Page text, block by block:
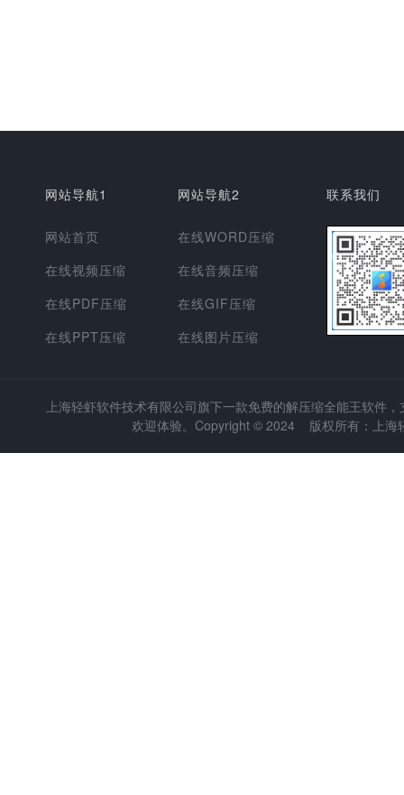
网站导航1
网站首页
在线视频压缩
在线PDF压缩
在线PPT压缩
网站导航2
在线WORD压缩
在线音频压缩
在线GIF压缩
在线图片压缩
联系我们
上海轻虾软件技术有限公司旗下一款免费的解压缩全能王软件
欢迎体验。Copyright © 2024 版权所有：上